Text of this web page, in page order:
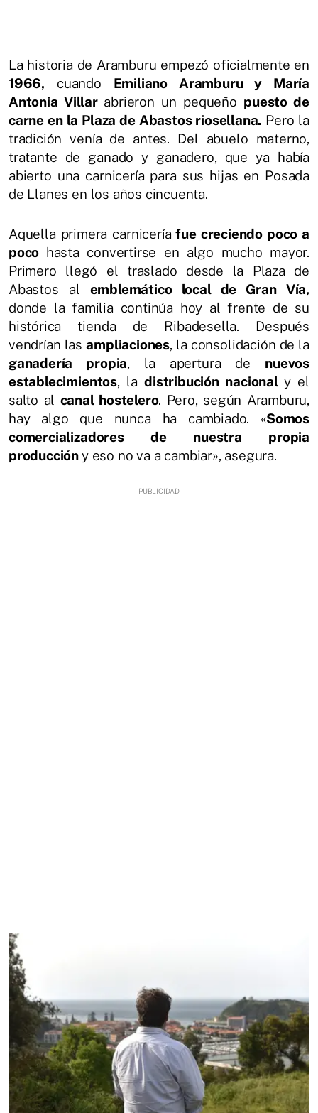
La historia de Aramburu empezó oficialmente en
1966, cuando Emiliano Aramburu y María
Antonia Villar abrieron un pequeño puesto de
carne en la Plaza de Abastos riosellana. Pero la
tradición venía de antes. Del abuelo materno,
tratante de ganado y ganadero, que ya había
abierto una carnicería para sus hijas en Posada
de Llanes en los años cincuenta.
Aquella primera carnicería fue creciendo poco a
poco hasta convertirse en algo mucho mayor.
Primero llegó el traslado desde la Plaza de
Abastos al emblemático local de Gran Vía,
donde la familia continúa hoy al frente de su
histórica tienda de Ribadesella. Después
vendrían lasampliaciones, la consolidación de la
ganadería propia, la apertura de nuevos
establecimientos, ladistribución nacionaly el
salto al canal hostelero. Pero, según Aramburu,
hay algo que nunca ha cambiado. «Somos
comercializadores de nuestra propia
produccióny eso no va a cambiar», asegura.